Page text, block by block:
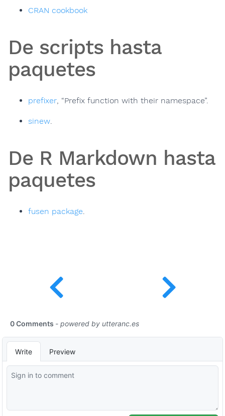
CRAN cookbook
De scripts hasta
paquetes
prefixer , “Prefix function with their namespace”.
sinew
De R Markdown hasta
paquetes
fusen package.